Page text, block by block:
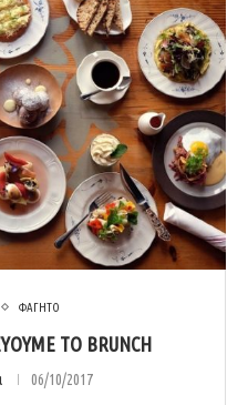
ΦΑΓΗΤΟ
ΤΟ BRUNCH
06/10/2017